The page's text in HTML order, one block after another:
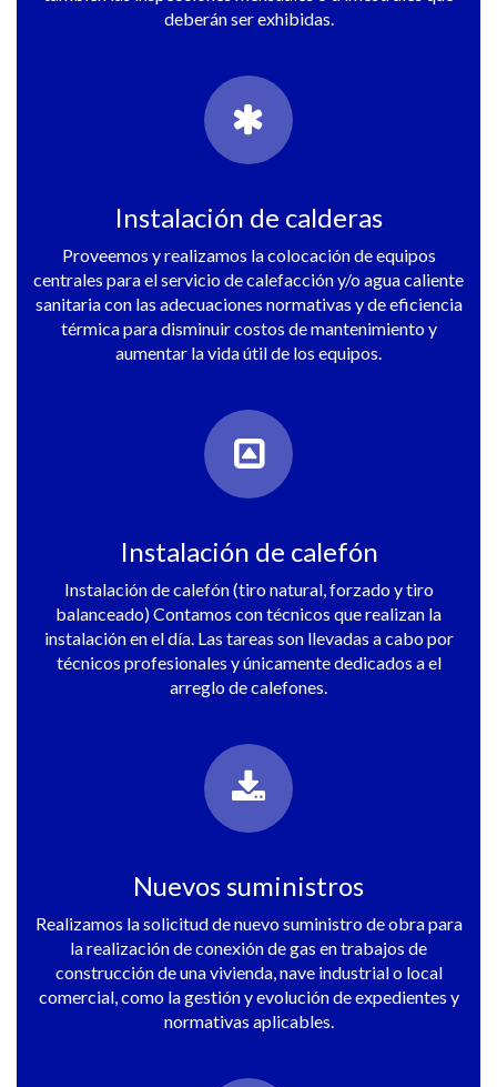
deberán ser exhibidas.
Instalación de calderas
Proveemos y realizamos la colocación de equipos
centrales para el servicio de calefacción y/o agua caliente
sanitaria con las adecuaciones normativas y de eficiencia
térmica para disminuir costos de mantenimiento y
aumentar la vida útil de los equipos.
Instalación de calefón
Instalación de calefón (tiro natural, forzado y tiro
balanceado) Contamos con técnicos que realizan la
instalación en el día. Las tareas son llevadas a cabo por
técnicos profesionales y únicamente dedicados a el
arreglo de calefones.
Nuevos suministros
Realizamos la solicitud de nuevo suministro de obra para
la realización de conexión de gas en trabajos de
construcción de una vivienda, nave industrial o local
comercial, como la gestión y evolución de expedientes y
normativas aplicables.